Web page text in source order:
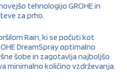
tehnologijo GROHE in
za prho.
Rain, ki se počuti kot
DreamSpray optimalno
šobe in zagotavlja najboljšo
minimalno količino vzdrževanja.